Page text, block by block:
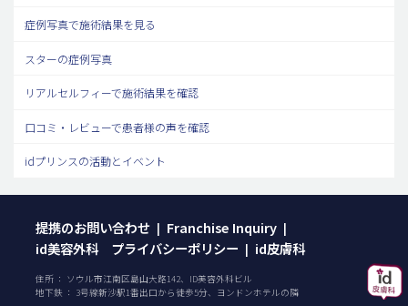
症例写真で施術結果を見る
スターの症例写真
リアルセルフィーで施術結果を確認
口コミ・レビューで患者様の声を確認
idプリンスの活動とイベント
提携のお問い合わせ | Franchise Inquiry |
id美容外科 プライバシーポリシー | id皮膚科
住所 ： ソウル市江南区島山大路142、ID美容外科ビル
地下鉄 ： 3号線新沙駅1番出口から徒歩5分、ヨンドンホテルの隣